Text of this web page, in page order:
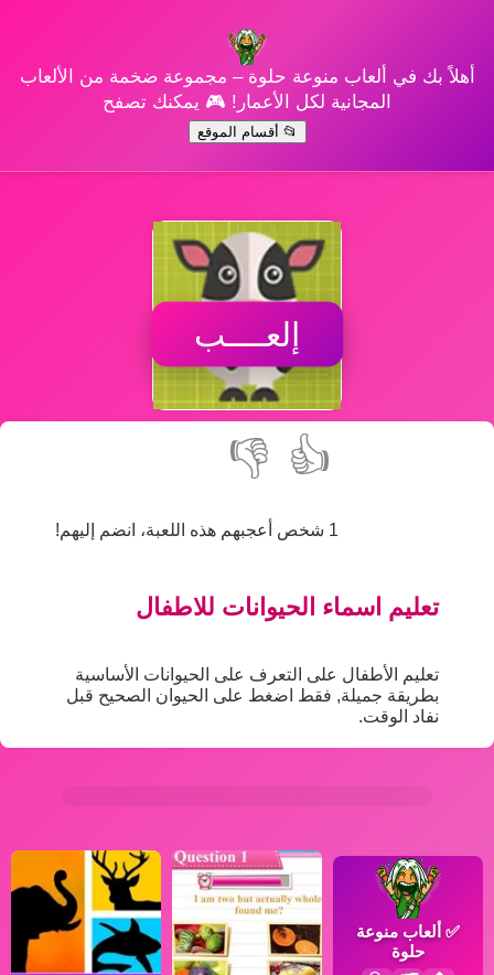
أهلاً بك في ألعاب منوعة حلوة – مجموعة ضخمة من الألعاب
المجانية لكل الأعمار! 🎮 يمكنك تصفح
📂 أقسام الموقع
إلعــــب
👍
👎
1 شخص أعجبهم هذه اللعبة، انضم إليهم!
تعليم اسماء الحيوانات للاطفال
تعليم الأطفال على التعرف على الحيوانات الأساسية
بطريقة جميلة, فقط اضغط على الحيوان الصحيح قبل
نفاد الوقت.
✅ ألعاب منوعة
حلوة